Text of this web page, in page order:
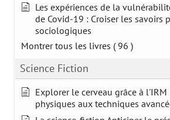
Les expériences de la
de Covid-19 : Croiser les savoirs
sociologiques
Montrer tous les livres ( 96 )
Science Fiction
Explorer le cerveau grâce à l'IRM
physiques aux techniques